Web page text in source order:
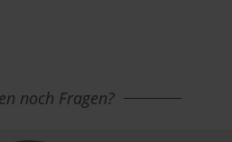
noch Fragen?